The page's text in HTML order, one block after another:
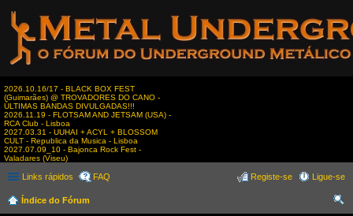
2026.10.16/17 - BLACK BOX FEST
(Guimarães) @ TROVADORES DO CANO -
ÚLTIMAS BANDAS DIVULGADAS!!!
2026.11.19 - FLOTSAM AND JETSAM (USA) -
RCA Club - Lisboa
2027.03.31 - UUHAI + ACYL + BLOSSOM
CULT - Republica da Musica - Lisboa
2027.07.09_10 - Bajonca Rock Fest -
Valadares (Viseu)
Links rápidos FAQ Ligue-se
Registe-se
Índice do Fórum